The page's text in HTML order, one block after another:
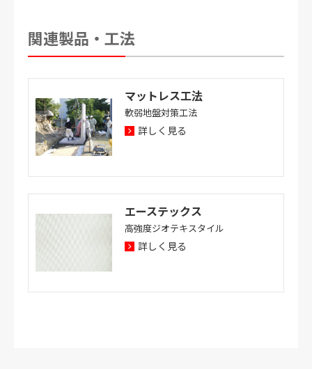
関連製品・工法
マットレス工法
軟弱地盤対策工法
詳しく見る
エーステックス
高強度ジオテキスタイル
詳しく見る